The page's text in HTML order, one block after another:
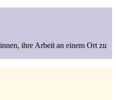
ihre Arbeit an einem Ort zu